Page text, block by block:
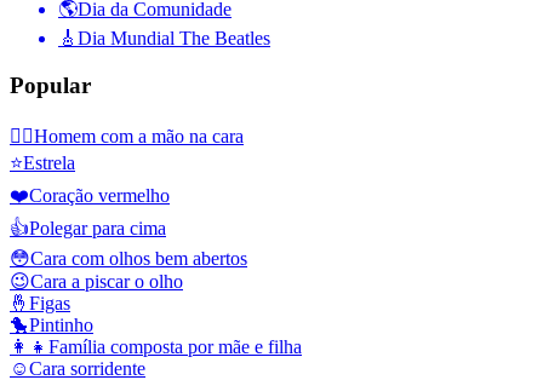
🌎Dia da Comunidade
🎸 Dia Mundial The Beatles
Popular
🤦‍♂️Homem com a mão na cara
⭐Estrela
❤️Coração vermelho
👍Polegar para cima
😳Cara com olhos bem abertos
😉Cara a piscar o olho
🤞 Figas
🐤Pintinho
👩‍👧 Família composta por mãe e filha
☺️Cara sorridente